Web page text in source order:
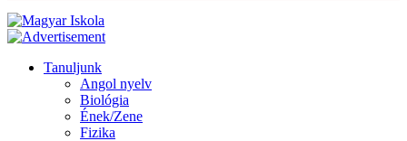
Tanuljunk
Angol nyelv
Biológia
Ének/Zene
Fizika